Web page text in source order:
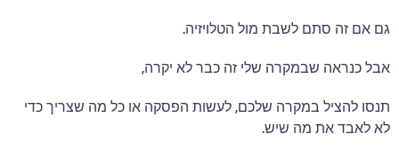
גם אם זה סתם לשבת מול הטלויזיה.
אבל כנראה שבמקרה שלי זה כבר לא יקרה,
תנסו להציל במקרה שלכם, לעשות הפסקה או כל מה שצריך כדי
לא לאבד את מה שיש.